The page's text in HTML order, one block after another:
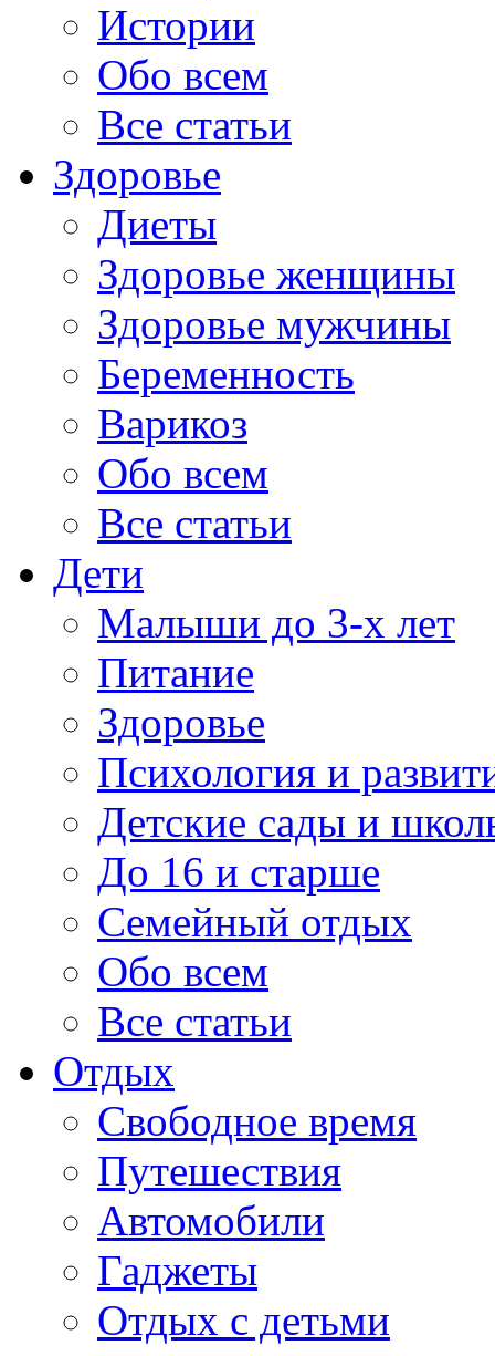
Истории
Обо всем
Все статьи
Здоровье
Диеты
Здоровье женщины
Здоровье мужчины
Беременность
Варикоз
Обо всем
Все статьи
Дети
Малыши до 3-х лет
Питание
Здоровье
Психология и
Детские сады и
До 16 и старше
Семейный отдых
Обо всем
Все статьи
Отдых
Свободное время
Путешествия
Автомобили
Гаджеты
Отдых с детьми